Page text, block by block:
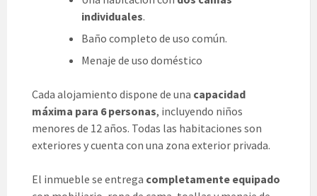
individuales.
Baño completo de uso común.
Menaje de uso doméstico
Cada alojamiento dispone de una capacidad
máxima para 6 personas, incluyendo niños
menores de 12 años. Todas las habitaciones son
exteriores y cuenta con una zona exterior privada.
El inmueble se entrega completamente equipado